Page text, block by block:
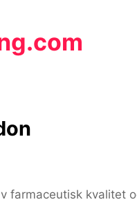
farmaceutisk kvalitet